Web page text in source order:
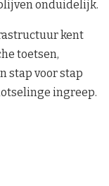
onduidelijk.
kent
toetsen,
stap voor stap
ingreep.